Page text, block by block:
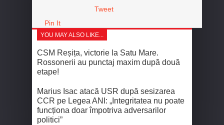
Tweet
Pin It
YOU MAY ALSO LIKE...
CSM Reșița, victorie la Satu Mare.
Rossonerii au punctaj maxim după două
etape!
Marius Isac atacă USR după sesizarea
CCR pe Legea ANI: „Integritatea nu poate
funcționa doar împotriva adversarilor
politici”